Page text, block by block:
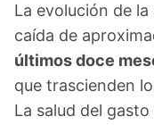
La evolución de
caída de
últimos doce
que trascienden
La salud del